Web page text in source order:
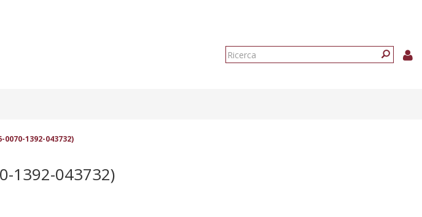
Form
0070-1392-043732)
1392-043732)